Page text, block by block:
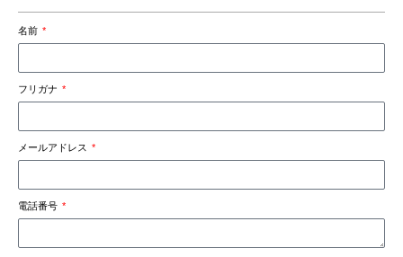
名前
フリガナ
メールアドレス
電話番号